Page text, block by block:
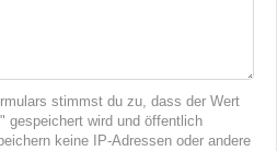
stimmst du zu, dass der Wert
gespeichert wird und öffentlich
keine IP-Adressen oder andere